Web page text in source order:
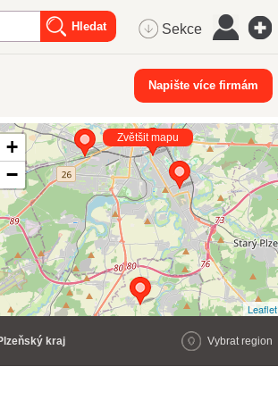
Sekce
Napište více firmám
+
−
Leaflet
Zvětšit mapu
kraj Vybrat region